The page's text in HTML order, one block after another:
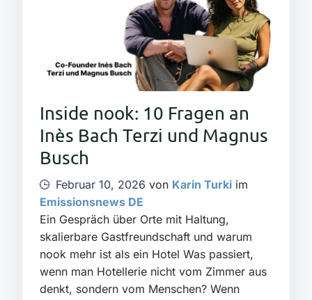
Inside nook: 10 Fragen an
Inès Bach Terzi und Magnus
Busch
Februar 10, 2026 von Karin Turki im
Emissionsnews DE
Ein Gespräch über Orte mit Haltung,
skalierbare Gastfreundschaft und warum
nook mehr ist als ein Hotel Was passiert,
wenn man Hotellerie nicht vom Zimmer aus
denkt, sondern vom Menschen? Wenn